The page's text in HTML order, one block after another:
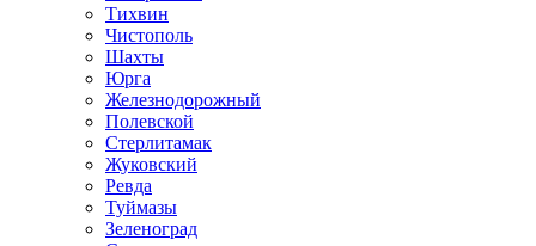
Тихвин
Чистополь
Шахты
Юрга
Железнодорожный
Полевской
Стерлитамак
Жуковский
Ревда
Туймазы
Зеленоград